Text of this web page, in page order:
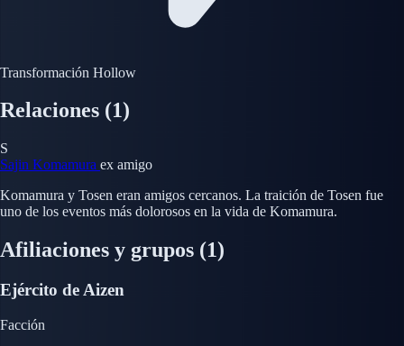
Transformación Hollow
Relaciones (1)
S
Sajin Komamura ex amigo
Komamura y Tosen eran amigos cercanos. La traición de Tosen fue
uno de los eventos más dolorosos en la vida de Komamura.
Afiliaciones y grupos (1)
Ejército de Aizen
Facción